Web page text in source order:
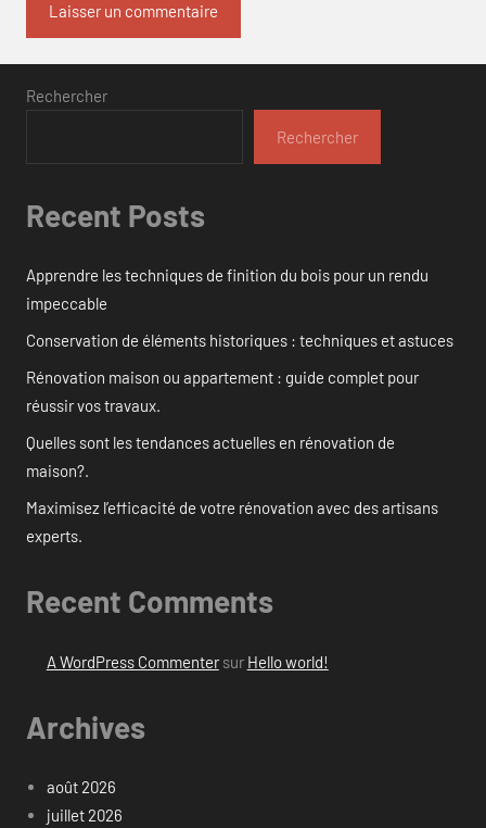
Rechercher
Rechercher
Recent Posts
Apprendre les techniques de finition du bois pour un rendu
impeccable
Conservation de éléments historiques : techniques et astuces
Rénovation maison ou appartement : guide complet pour
réussir vos travaux.
Quelles sont les tendances actuelles en rénovation de
maison?.
Maximisez l’efficacité de votre rénovation avec des artisans
experts.
Recent Comments
A WordPress Commentersur Hello world!
Archives
août 2026
juillet 2026